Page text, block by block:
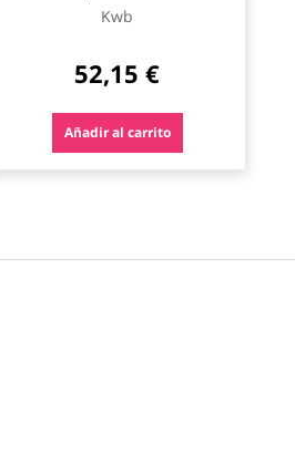
Kwb
52,15 €
Añadir al carrito